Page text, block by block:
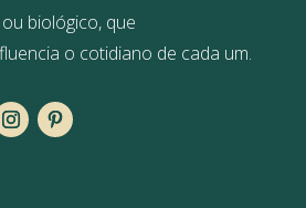
biológico, que
o cotidiano de cada um.